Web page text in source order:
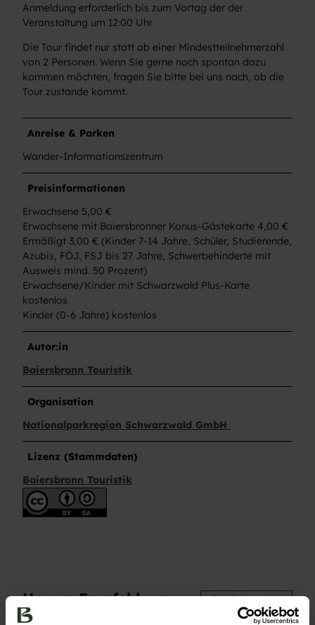
Anmeldung erforderlich bis zum Vortag der der
Veranstaltung um 12:00 Uhr
Die Tour findet nur statt ab einer Mindestteilnehmerzahl
von 2 Personen. Wenn Sie gerne noch spontan dazu
kommen möchten, fragen Sie bitte bei uns nach, ob die
Tour zustande kommt.
Anreise & Parken
Wander-Informationszentrum
Preisinformationen
Erwachsene 5,00 €
Erwachsene mit Baiersbronner Konus-Gästekarte 4,00 €
Ermäßigt 3,00 € (Kinder 7-14 Jahre, Schüler, Studierende,
Azubis, FÖJ, FSJ bis 27 Jahre, Schwerbehinderte mit
Ausweis mind. 50 Prozent)
Erwachsene/Kinder mit Schwarzwald Plus-Karte
kostenlos
Kinder (0-6 Jahre) kostenlos
Autor:in
Baiersbronn Touristik
Organisation
Nationalparkregion Schwarzwald GmbH
Lizenz (Stammdaten)
Baiersbronn Touristik
Unsere Empfehlung Auf der Karte anschauen